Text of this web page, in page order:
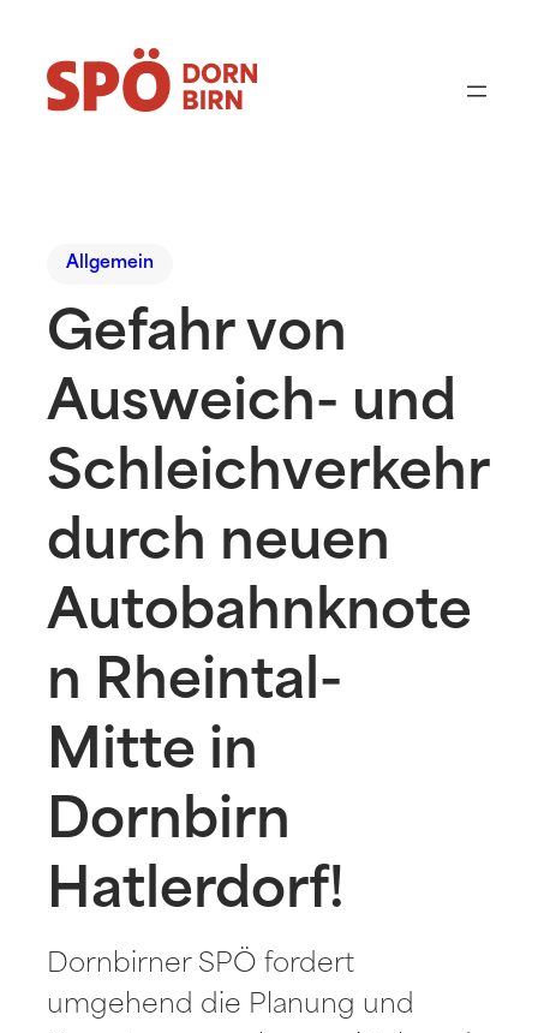
Allgemein
Gefahr von
Ausweich- und
Schleichverkehr
durch neuen
Autobahnknote
n Rheintal-
Mitte in
Dornbirn
Hatlerdorf!
Dornbirner SPÖ fordert
umgehend die Planung und